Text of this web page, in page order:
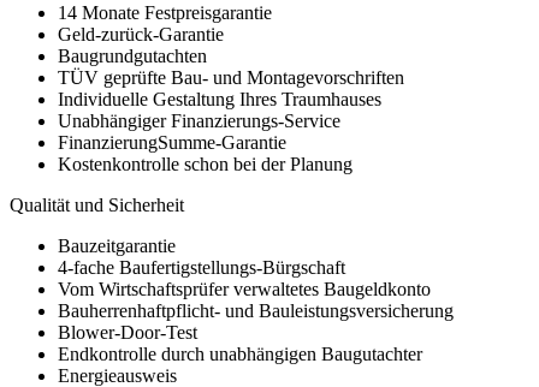
14 Monate Festpreisgarantie
Geld-zurück-Garantie
Baugrundgutachten
TÜV geprüfte Bau- und Montagevorschriften
Individuelle Gestaltung Ihres Traumhauses
Unabhängiger Finanzierungs-Service
FinanzierungSumme-Garantie
Kostenkontrolle schon bei der Planung
Qualität und Sicherheit
Bauzeitgarantie
4-fache Baufertigstellungs-Bürgschaft
Vom Wirtschaftsprüfer verwaltetes Baugeldkonto
Bauherrenhaftpflicht- und Bauleistungsversicherung
Blower-Door-Test
Endkontrolle durch unabhängigen Baugutachter
Energieausweis